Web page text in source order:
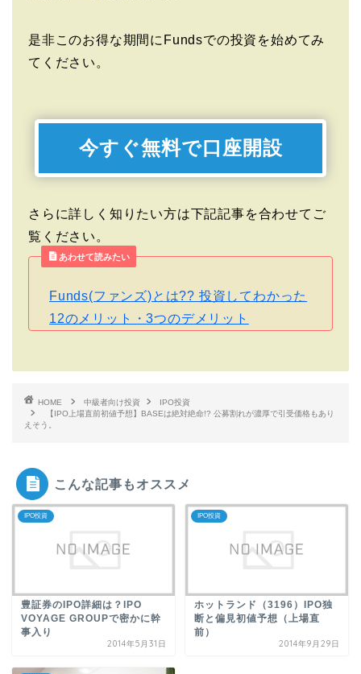
是非このお得な期間にFundsでの投資を始めてみ
てください。
今すぐ無料で口座開設
さらに詳しく知りたい方は下記記事を合わせてご
覧ください。
あわせて読みたい
Funds(ファンズ)とは?? 投資してわかった
12のメリット・3つのデメリット
HOME 中級者向け投資
IPO投資
【IPO上場直前初値予想】BASEは絶対絶命!? 公募割れが濃厚で引受価格もあり
えそう。
こんな記事もオススメ
IPO投資
豊証券のIPO詳細は？IPO
VOYAGE GROUPで密かに幹
事入り
2014年5月31日
IPO投資
ホットランド（3196）IPO独
断と偏見初値予想（上場直
前）
2014年9月29日